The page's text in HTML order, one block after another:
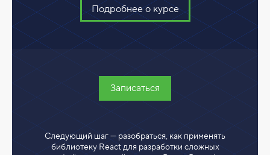
Подробнее о курсе
Записаться
Следующий шаг — разобраться, как применять
библиотеку React для разработки сложных